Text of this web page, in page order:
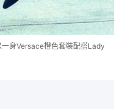
身Versace橙色套裝配搭Lady